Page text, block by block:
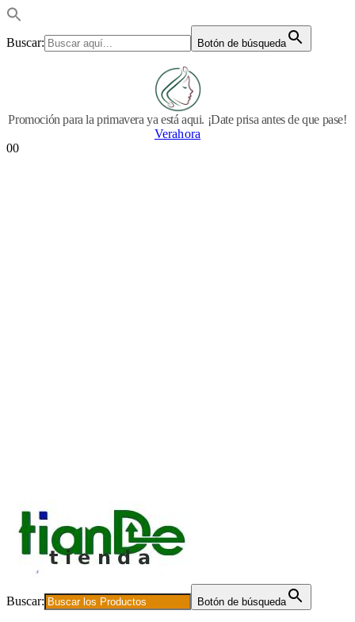
Buscar: Botón de búsqueda
Promoción para la primavera ya está aqui. ¡Date prisa antes de que pase!
Verahora
00
Buscar: Botón de búsqueda